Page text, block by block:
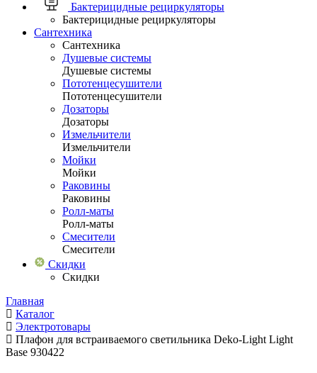
Бактерицидные рециркуляторы
Бактерицидные рециркуляторы
Сантехника
Сантехника
Душевые системы
Душевые системы
Пототенцесушители
Пототенцесушители
Дозаторы
Дозаторы
Измельчители
Измельчители
Мойки
Мойки
Раковины
Раковины
Ролл-маты
Ролл-маты
Смесители
Смесители
Скидки
Скидки
Главная
Каталог
Электротовары
Плафон для встраиваемого светильника Deko-Light Light
Base 930422